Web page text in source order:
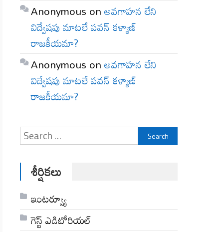
Anonymous onఅవగాహన లేని
విద్వేషపు మాటలే పవన్ కళ్యాణ్
రాజకీయమా?
Anonymous onఅవగాహన లేని
విద్వేషపు మాటలే పవన్ కళ్యాణ్
రాజకీయమా?
Search
for:
శీర్షికలు
ఇంటర్వ్యూ
గెస్ట్ ఎడిటోరియల్